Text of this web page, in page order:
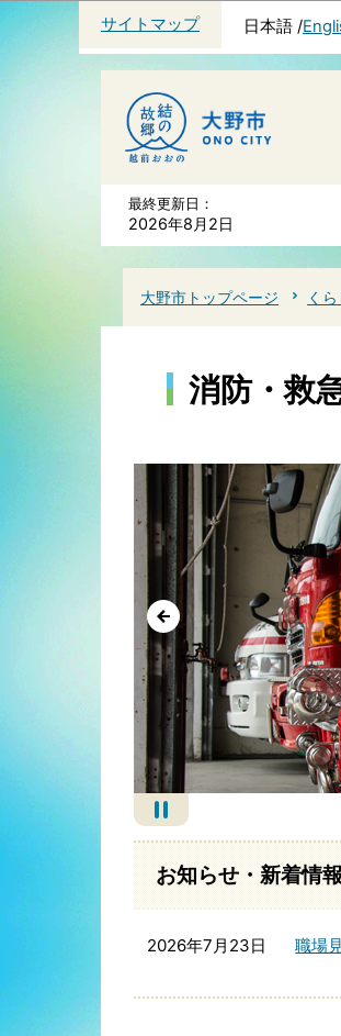
サイトマップ 日本語
最終更新日：
2026年8月2日
大野市トップページ く
消防・救
お知らせ・新着情報
2026年7月23日 職場